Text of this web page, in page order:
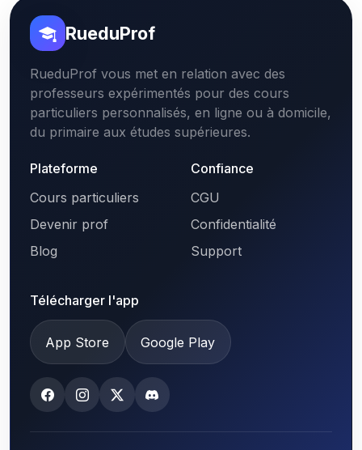
RueduProf
RueduProf vous met en relation avec des
professeurs expérimentés pour des cours
particuliers personnalisés, en ligne ou à domicile,
du primaire aux études supérieures.
Plateforme
Cours particuliers
Devenir prof
Blog
Confiance
CGU
Confidentialité
Support
Télécharger l'app
App Store Google Play